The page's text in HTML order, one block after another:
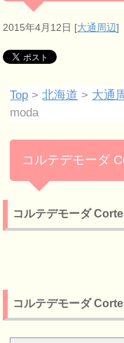
2015年4月12日 [大通周辺]
Top >北海道 > 大通
moda
コルテデモーダ
コルテデモーダ
コルテデモーダ